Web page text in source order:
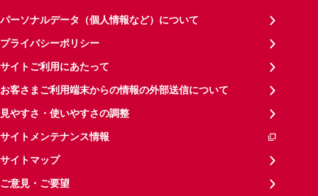
パーソナルデータ（個人情報など）について
プライバシーポリシー
サイトご利用にあたって
お客さまご利用端末からの情報の外部送信について
見やすさ・使いやすさの調整
サイトメンテナンス情報
サイトマップ
ご意見・ご要望